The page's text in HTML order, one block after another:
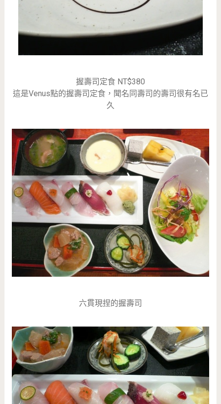
握壽司定食 NT$380
這是Venus點的握壽司定食，聞名同壽司的壽司很有名已
久
六貫現捏的握壽司